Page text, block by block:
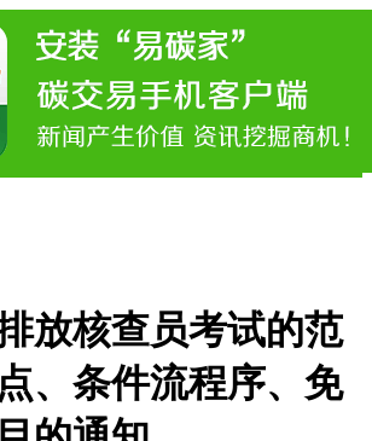
放核查员考试的范
、条件流程序、免